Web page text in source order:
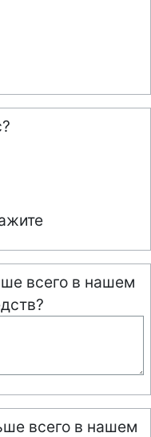
всего в нашем
всего в нашем